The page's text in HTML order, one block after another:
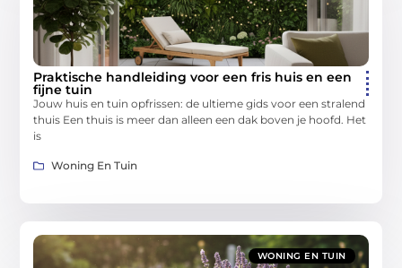
Praktische handleiding voor een fris huis en een
fijne tuin
Jouw huis en tuin opfrissen: de ultieme gids voor een stralend
thuis Een thuis is meer dan alleen een dak boven je hoofd. Het
is
Woning En Tuin
WONING EN TUIN